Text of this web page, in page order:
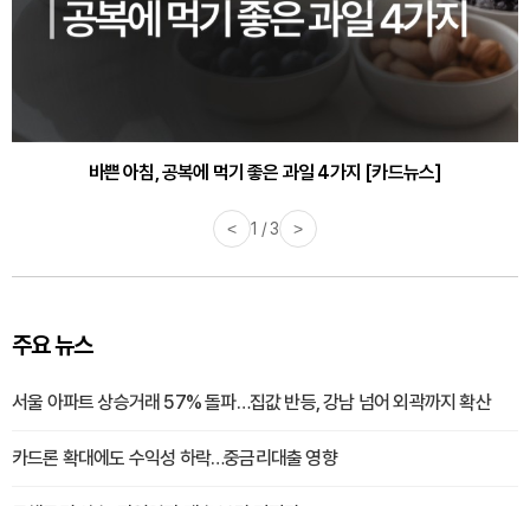
바쁜 아침, 공복에 먹기 좋은 과일 4가지 [카드뉴스]
30대부터 유병률 2배...여자에게 꼭 필요한 검사는? [카드뉴스]
< 1 / 3 >
주요 뉴스
서울 아파트 상승거래 57% 돌파…집값 반등, 강남 넘어 외곽까지 확산
카드론 확대에도 수익성 하락…중금리대출 영향